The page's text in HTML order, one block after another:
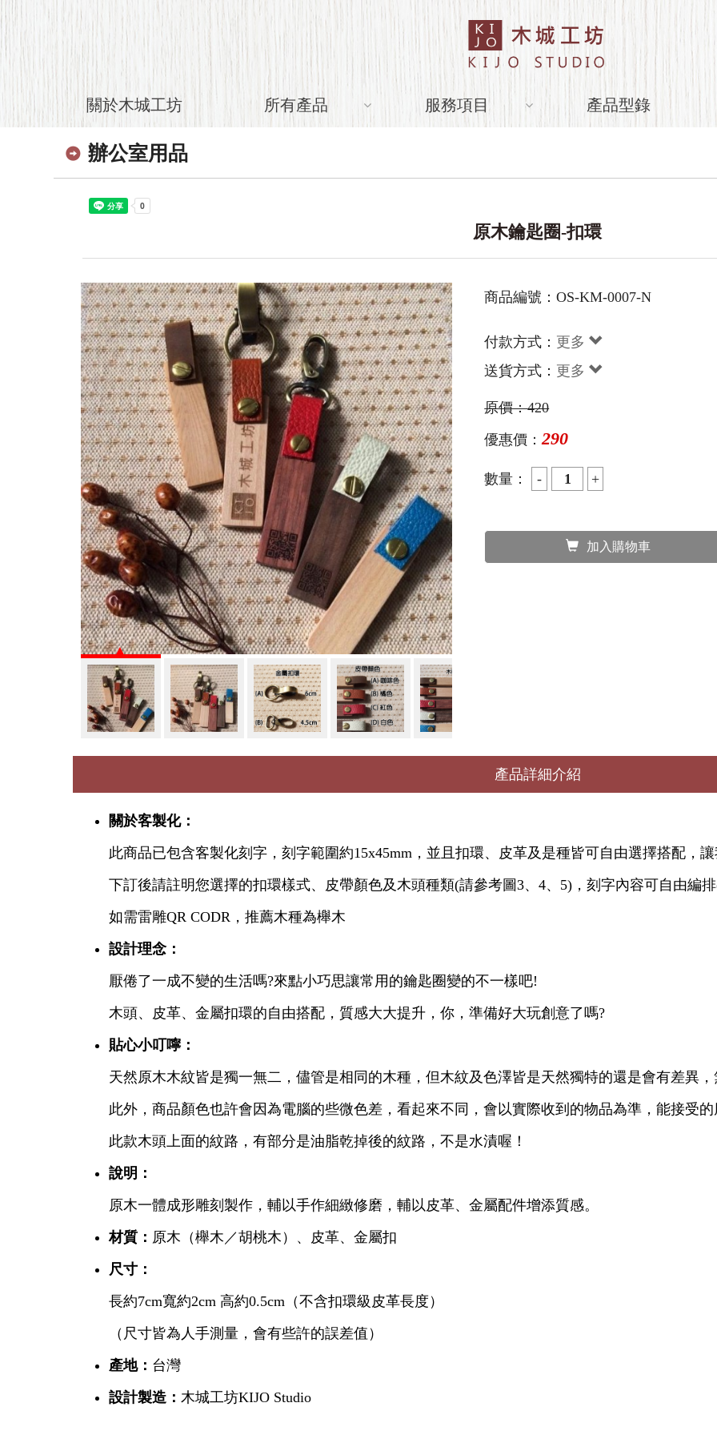
關於木城工坊 所有產品 服務項目 產品型錄
辦公室用品
原木鑰匙圈-扣環
商品編號：OS-KM-0007-N
付款方式： 更多
送貨方式： 更多
原價：420
優惠價：290
數量：
加入購物車
產品詳細介紹
關於客製化：
此商品已包含客製化刻字，刻字範圍約15x45mm，並且扣環、皮革及是種皆可自由選擇搭配，
下訂後請註明您選擇的扣環樣式、皮帶顏色及木頭種類(請參考圖3、4、5)，刻字內容可自由編
如需雷雕QR CODR，推薦木種為櫸木
設計理念：
厭倦了一成不變的生活嗎?來點小巧思讓常用的鑰匙圈變的不一樣吧!
木頭、皮革、金屬扣環的自由搭配，質感大大提升，你，準備好大玩創意了嗎?
貼心小叮嚀：
天然原木木紋皆是獨一無二，儘管是相同的木種，但木紋及色澤皆是天然獨特的還是會有差異
此外，商品顏色也許會因為電腦的些微色差，看起來不同，會以實際收到的物品為準，能接受
此款木頭上面的紋路，有部分是油脂乾掉後的紋路，不是水漬喔！
說明：
原木一體成形雕刻製作，輔以手作細緻修磨，輔以皮革、金屬配件增添質感。
材質： 原木（櫸木／胡桃木）、皮革、金屬扣
尺寸：
長約7cm寬約2cm 高約0.5cm（不含扣環級皮革長度）
（尺寸皆為人手測量，會有些許的誤差值）
產地： 台灣
設計製造：木城工坊KIJO Studio